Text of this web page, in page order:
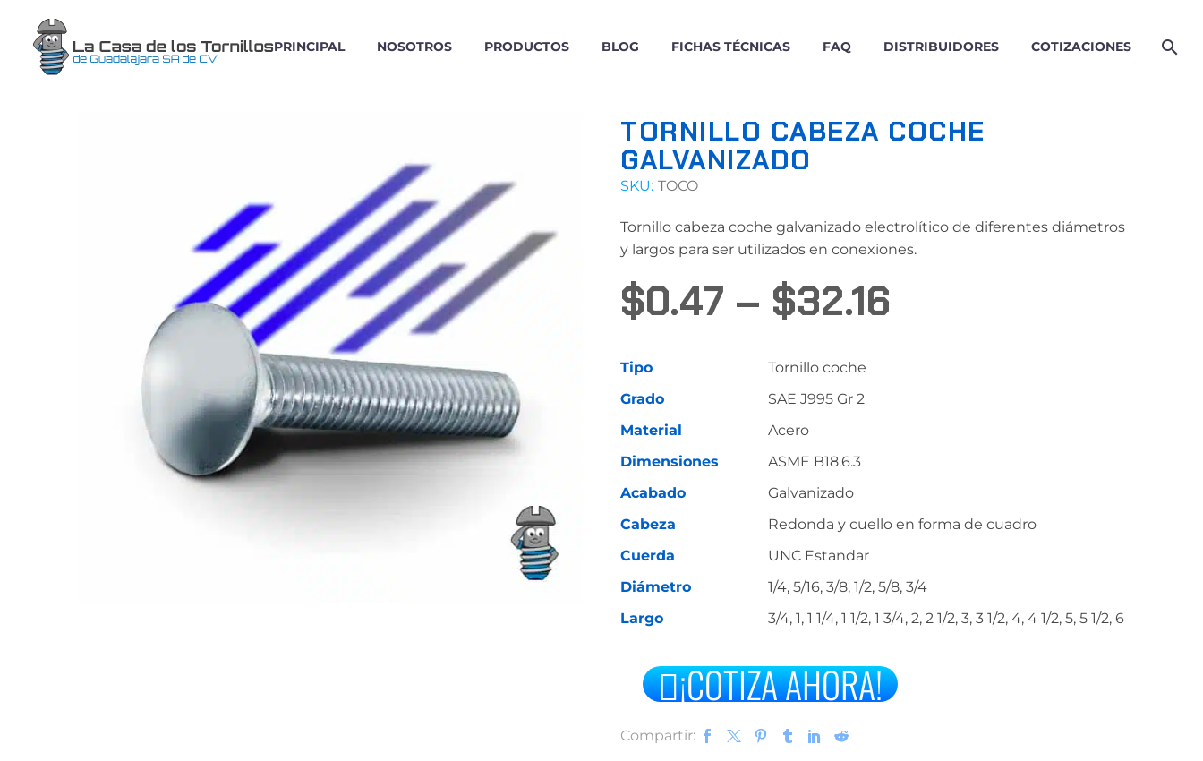
PRINCIPAL NOSOTROS PRODUCTOS BLOG FICHAS TÉCNICAS FAQ DISTRIBUIDORES COTIZACIONES
TORNILLO CABEZA COCHE
GALVANIZADO
SKU: TOCO
Tornillo cabeza coche galvanizado electrolítico de diferentes diámetros
y largos para ser utilizados en conexiones.
$0.47 – $32.16
Tipo
Tornillo coche
Grado
SAE J995 Gr 2
Material
Acero
Dimensiones
ASME B18.6.3
Acabado
Galvanizado
Cabeza
Redonda y cuello en forma de cuadro
Cuerda
UNC Estandar
Diámetro
1/4, 5/16, 3/8, 1/2, 5/8, 3/4
Largo
3/4, 1, 1 1/4, 1 1/2, 1 3/4, 2, 2 1/2, 3, 3 1/2, 4, 4 1/2, 5, 5 1/2, 6
¡COTIZA AHORA!
Compartir: